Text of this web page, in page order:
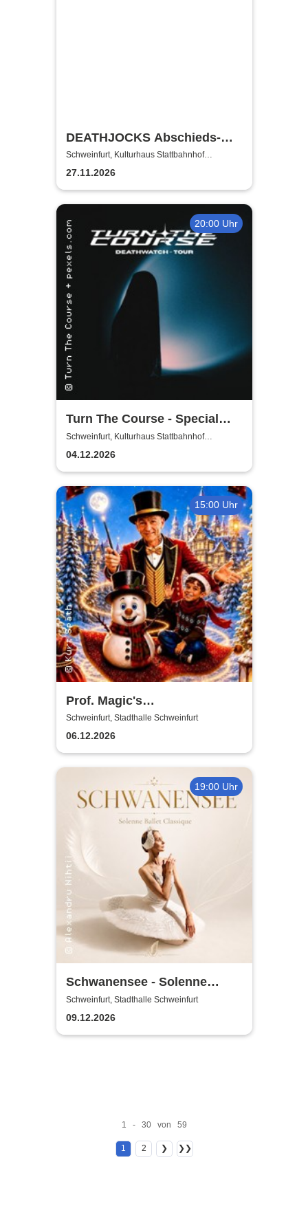
DEATHJOCKS Abschieds-
Show - Support: YASS +
Prying Eyes
Schweinfurt, Kulturhaus Stattbahnhof
Schweinfurt
27.11.2026
20:00 Uhr
Turn The Course - Special
Guests - Dieversity + Spitter
Schweinfurt, Kulturhaus Stattbahnhof
Schweinfurt
04.12.2026
15:00 Uhr
Prof. Magic's
Weihnachtswunder
Schweinfurt, Stadthalle Schweinfurt
06.12.2026
19:00 Uhr
Schwanensee - Solenne
Ballet Classique
Schweinfurt, Stadthalle Schweinfurt
09.12.2026
1 - 30 von 59
1 2 ❯ ❯❯